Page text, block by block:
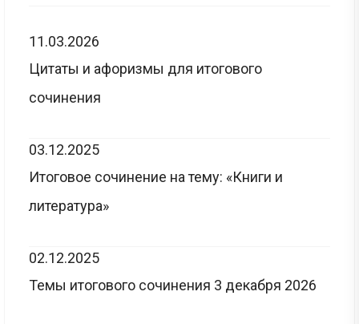
11.03.2026
Цитаты и афоризмы для итогового
сочинения
03.12.2025
Итоговое сочинение на тему: «Книги и
литература»
02.12.2025
Темы итогового сочинения 3 декабря 2026